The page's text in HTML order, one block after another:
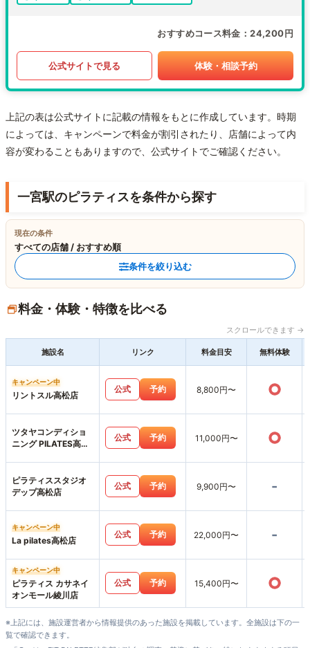
おすすめコース料金 24,200円
公式サイトで見る 体験・相談予約
上記の表は公式サイトに記載の情報をもとに作成しています。時期
によっては、キャンペーンで料金が割引されたり、店舗によって内
容が変わることもありますので、公式サイトでご確認ください。
一宮駅のピラティスを条件から探す
現在の条件
すべての店舗 / おすすめ順
条件を絞り込む
料金・体験・特徴を比べる
スクロールできます →
施設名 リンク 料金目安 無料体験
キャンペーン中
リントスル高松店
公式 予約 8,800円〜 ○
ツタヤコンディショ
ニング PILATES高松
公式 予約 11,000円〜 ○
ピラティススタジオ
デップ高松店
公式 予約 9,900円〜 -
キャンペーン中
La pilates高松店
公式 予約 22,000円〜 -
キャンペーン中
ピラティス カサネイ
オンモール綾川店
公式 予約 15,400円〜 ○
※上記には、施設運営者から情報提供のあった施設を掲載しています。全施設は下の一
覧で確認できます。